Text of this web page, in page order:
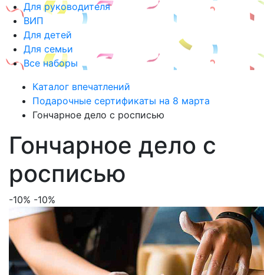
Для руководителя
ВИП
Для детей
Для семьи
Все наборы
Каталог впечатлений
Подарочные сертификаты на 8 марта
Гончарное дело с росписью
Гончарное дело с
росписью
-10% -10%